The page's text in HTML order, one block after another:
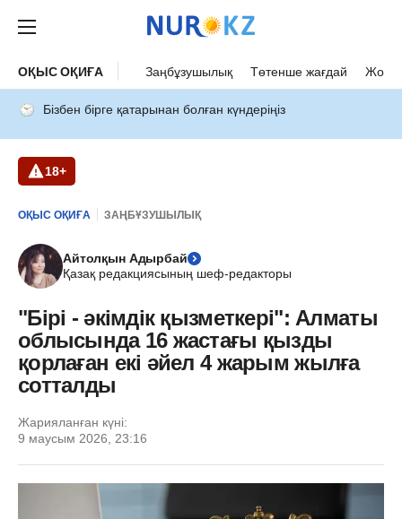
ОҚЫС ОҚИҒА Заңбұзушылық Төтенше жағдай Жол
Бізбен бірге қатарынан болған күндеріңіз
18+
ОҚЫС ОҚИҒА ЗАҢБҰЗУШЫЛЫҚ
Айтолқын Адырбай
Қазақ редакциясының шеф-редакторы
"Бірі - әкімдік қызметкері": Алматы
облысында 16 жастағы қызды
қорлаған екі әйел 4 жарым жылға
сотталды
Жарияланған күні:
9 маусым 2026, 23:16